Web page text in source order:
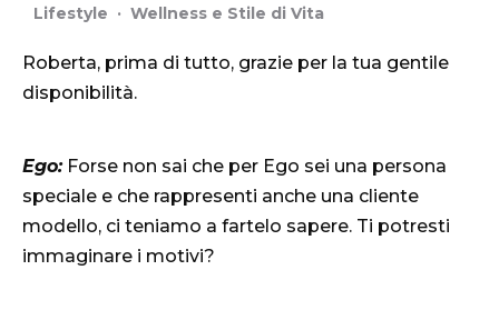
Lifestyle · Wellness e Stile di Vita
Roberta, prima di tutto, grazie per la tua gentile
disponibilità.
Ego:Forse non sai che per Ego sei una persona
speciale e che rappresenti anche una cliente
modello, ci teniamo a fartelo sapere. Ti potresti
immaginare i motivi?